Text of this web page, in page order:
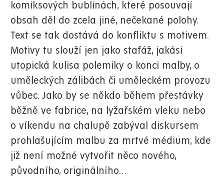
komiksových bublinách, které posouvají
obsah děl do zcela jiné, nečekané polohy.
Text se tak dostává do konfliktu s motivem.
Motivy tu slouží jen jako stafáž, jakási
utopická kulisa polemiky o konci malby, o
uměleckých zálibách či uměleckém provozu
vůbec. Jako by se někdo během přestávky
běžně ve fabrice, na lyžařském vleku nebo
o víkendu na chalupě zabýval diskursem
prohlašujícím malbu za mrtvé médium, kde
již není možné vytvořit něco nového,
původního, originálního…